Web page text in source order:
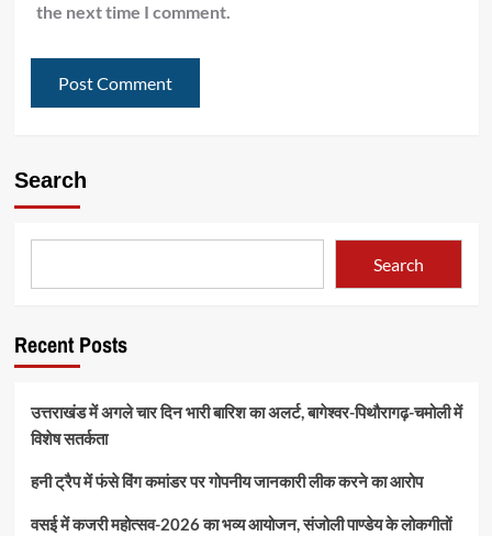
the next time I comment.
Search
Search
Recent Posts
उत्तराखंड में अगले चार दिन भारी बारिश का अलर्ट, बागेश्वर-पिथौरागढ़-चमोली में
विशेष सतर्कता
हनी ट्रैप में फंसे विंग कमांडर पर गोपनीय जानकारी लीक करने का आरोप
वसई में कजरी महोत्सव-2026 का भव्य आयोजन, संजोली पाण्डेय के लोकगीतों